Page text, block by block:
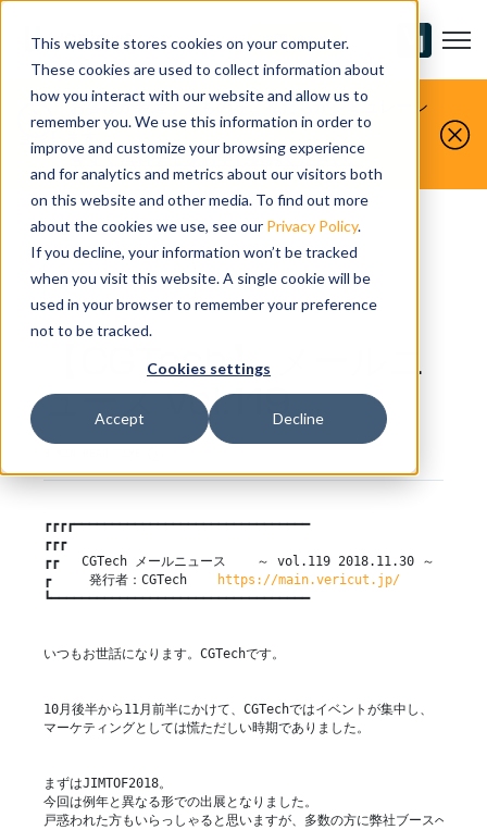
This website stores cookies on your computer.
These cookies are used to collect information about
how you interact with our website and allow us to
remember you. We use this information in order to
improve and customize your browsing experience
and for analytics and metrics about our visitors both
on this website and other media. To find out more
about the cookies we use, see our Privacy Policy.
If you decline, your information won’t be tracked
when you visit this website. A single cookie will be
used in your browser to remember your preference
not to be tracked.
Cookies settings
Accept Decline
Open
お問い合わせ
お客様が製造するものを、私たちがシミュレーシ
ョンします。
今すぐ無料デモをお申し込みください。
NEWSLETTER
【CGTech】 メールニ
ュース vol.119
┏┏┏┏━━━━━━━━━━━━━━━━━━━━━━━━━━━━━━━
┏┏┏
┏┏   CGTech メールニュース    ～ vol.119 2018.11.30 ～
┏     発行者：CGTech
https://main.vericut.jp/
┗━━━━━━━━━━━━━━━━━━━━━━━━━━━━━━━━━━
いつもお世話になります。CGTechです。
10月後半から11月前半にかけて、CGTechではイベントが集中し、
マーケティングとしては慌ただしい時期でありました。
まずはJIMTOF2018。
今回は例年と異なる形での出展となりました。
戸惑われた方もいらっしゃると思いますが、多数の方に弊社ブースへ